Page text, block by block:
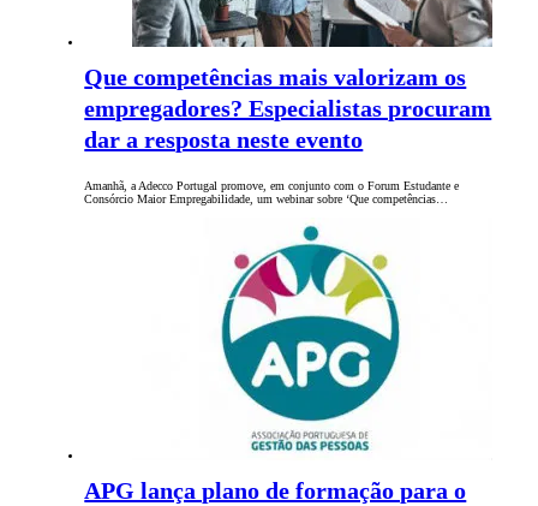
Que competências mais valorizam os
empregadores? Especialistas procuram
dar a resposta neste evento
Amanhã, a Adecco Portugal promove, em conjunto com o Forum Estudante e
Consórcio Maior Empregabilidade, um webinar sobre ‘Que competências…
APG lança plano de formação para o